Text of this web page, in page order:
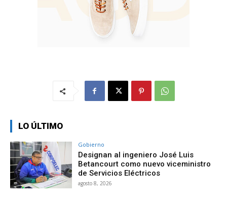
LO ÚLTIMO
Gobierno
Designan al ingeniero José Luis
Betancourt como nuevo viceministro
de Servicios Eléctricos
agosto 8, 2026